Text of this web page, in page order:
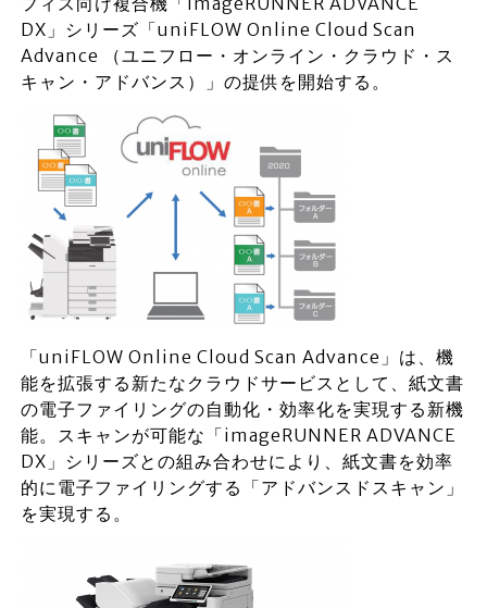
DX」シリーズ「uniFLOW Online Cloud Scan
Advance （ユニフロー・オンライン・クラウド・ス
キャン・アドバンス）」の提供を開始する。
「uniFLOW Online Cloud Scan Advance」は、機
能を拡張する新たなクラウドサービスとして、紙文書
の電子ファイリングの自動化・効率化を実現する新機
能。スキャンが可能な「imageRUNNER ADVANCE
DX」シリーズとの組み合わせにより、紙文書を効率
的に電子ファイリングする「アドバンスドスキャン」
を実現する。